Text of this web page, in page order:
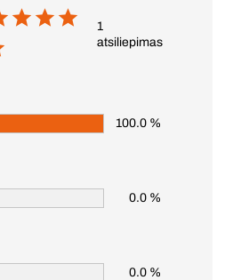
1
atsiliepimas
100.0 %
0.0 %
0.0 %